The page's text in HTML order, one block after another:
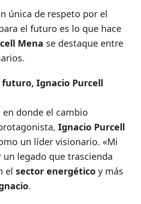
única de respeto por el
el futuro es lo que hace
Mena se destaque entre
Ignacio Purcell
en donde el cambio
Ignacio Purcell
un líder visionario. «Mi
legado que trascienda
el sector energético y más
.